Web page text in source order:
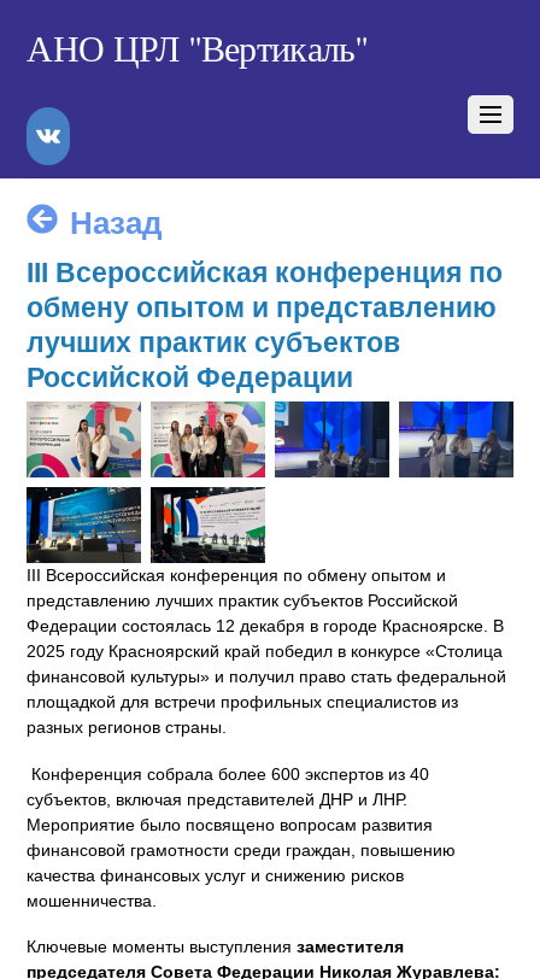
АНО ЦРЛ "Вертикаль"
VK
Назад
III Всероссийская конференция по
обмену опытом и представлению
лучших практик субъектов
Российской Федерации
III Всероссийская конференция по обмену опытом и
представлению лучших практик субъектов Российской
Федерации состоялась 12 декабря в городе Красноярске. В
2025 году Красноярский край победил в конкурсе «Столица
финансовой культуры» и получил право стать федеральной
площадкой для встречи профильных специалистов из
разных регионов страны.
Конференция собрала более 600 экспертов из 40
субъектов, включая представителей ДНР и ЛНР.
Мероприятие было посвящено вопросам развития
финансовой грамотности среди граждан, повышению
качества финансовых услуг и снижению рисков
мошенничества.
Ключевые моменты выступлениязаместителя
председателя Совета Федерации Николая Журавлева: